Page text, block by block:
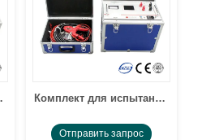
Комплект для испытания
сопротивления обмотки
Отправить запрос